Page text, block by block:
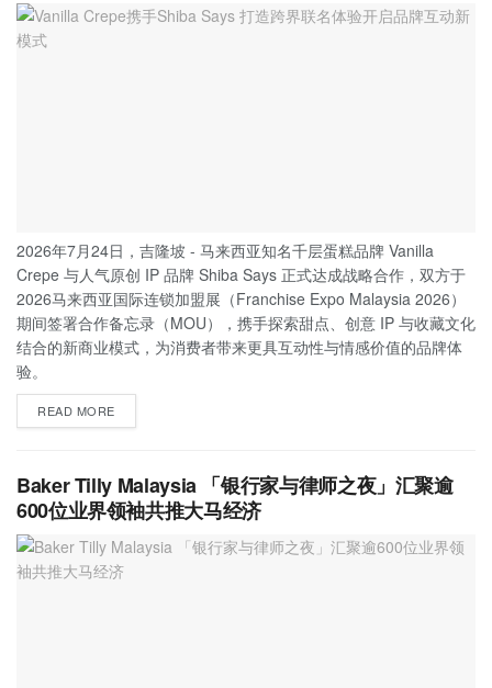
2026年7月24日，吉隆坡 - 马来西亚知名千层蛋糕品牌 Vanilla
Crepe 与人气原创 IP 品牌 Shiba Says 正式达成战略合作，双方于
2026马来西亚国际连锁加盟展（Franchise Expo Malaysia 2026）
期间签署合作备忘录（MOU），携手探索甜点、创意 IP 与收藏文化
结合的新商业模式，为消费者带来更具互动性与情感价值的品牌体
验。
READ MORE
Baker Tilly Malaysia 「银行家与律师之夜」汇聚逾
600位业界领袖共推大马经济